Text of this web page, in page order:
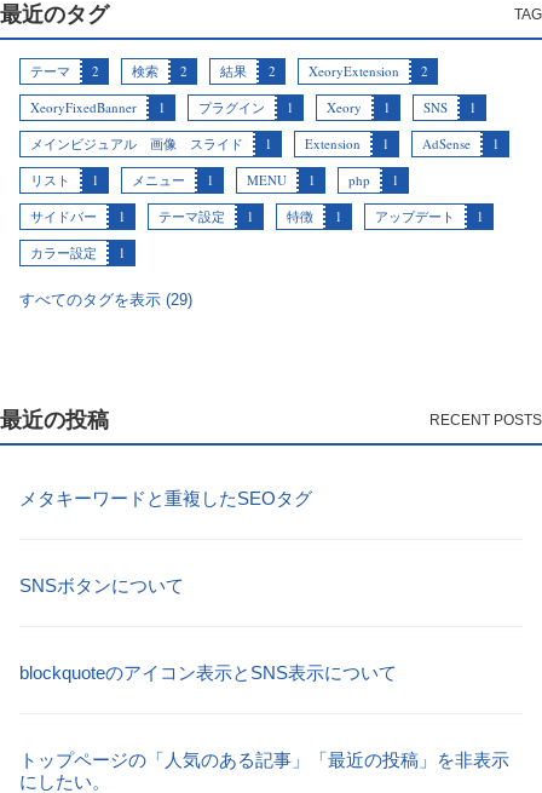
最近のタグ
テーマ 2 検索 2 結果 2 XeoryExtension
2
XeoryFixedBanner
1 プラグイン 1 Xeory 1 SNS
1
メインビジュアル 画像 スライド
1 Extension 1 AdSense
1
リスト
1 メニュー 1 MENU 1 php
1
サイドバー
1 テーマ設定 1 特徴 1 アップデート
1
カラー設定
1
すべてのタグを表示 (29)
最近の投稿
メタキーワードと重複したSEOタグ
SNSボタンについて
blockquoteのアイコン表示とSNS表示について
トップページの「人気のある記事」「最近の投稿」を非表示
にしたい。